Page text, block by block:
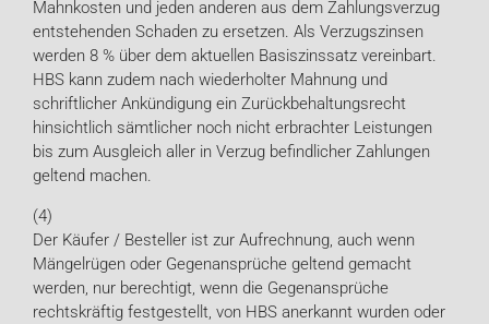
Mahnkosten und jeden anderen aus dem Zahlungsverzug
entstehenden Schaden zu ersetzen. Als Verzugszinsen
werden 8 % über dem aktuellen Basiszinssatz vereinbart.
HBS kann zudem nach wiederholter Mahnung und
schriftlicher Ankündigung ein Zurückbehaltungsrecht
hinsichtlich sämtlicher noch nicht erbrachter Leistungen
bis zum Ausgleich aller in Verzug befindlicher Zahlungen
geltend machen.
(4)
Der Käufer / Besteller ist zur Aufrechnung, auch wenn
Mängelrügen oder Gegenansprüche geltend gemacht
werden, nur berechtigt, wenn die Gegenansprüche
rechtskräftig festgestellt, von HBS anerkannt wurden oder